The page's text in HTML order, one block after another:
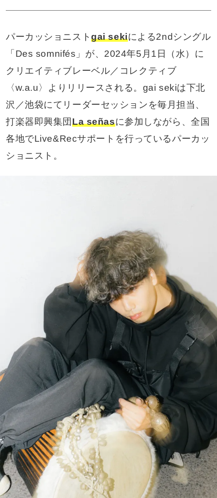
パーカッショニストgai sekiによる2ndシングル
「Des somnifés」が、2024年5月1日（水）に
クリエイティブレーベル／コレクティブ
〈w.a.u〉よりリリースされる。gai sekiは下北
沢／池袋にてリーダーセッションを毎月担当、
打楽器即興集団La señasに参加しながら、全国
各地でLive&Recサポートを行っているパーカッ
ショニスト。